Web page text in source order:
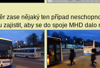
zase nějaký ten případ
zajistit, aby se do spoje MHD